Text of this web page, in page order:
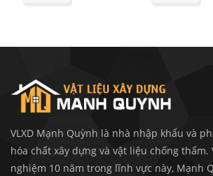
VLXD Mạnh Quỳnh là nhà nhập khẩu và
hóa chất xây dựng và vật liệu chống thấm.
nghiệm 10 năm trong lĩnh vực này, Mạnh